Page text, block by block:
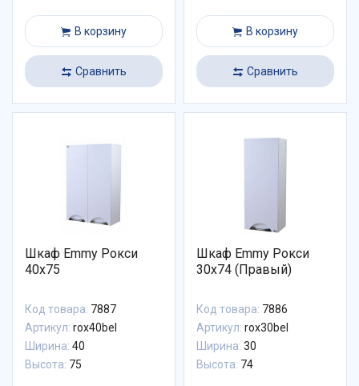
В корзину
Сравнить
В корзину
Сравнить
Шкаф Emmy Рокси
40х75
Код товара: 7887
Артикул: rox40bel
Ширина: 40
Высота: 75
Шкаф Emmy Рокси
30х74 (Правый)
Код товара: 7886
Артикул: rox30bel
Ширина: 30
Высота: 74